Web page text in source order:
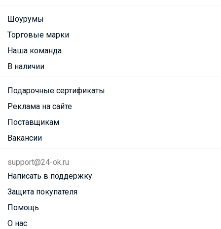
Шоурумы
Торговые марки
Наша команда
В наличии
Подарочные сертификаты
Реклама на сайте
Поставщикам
Вакансии
support@24-ok.ru
Написать в поддержку
Защита покупателя
Помощь
О нас